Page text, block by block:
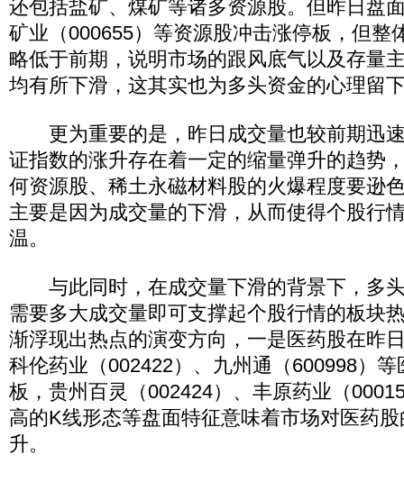
还包括盐矿、煤矿等诸多资源股。但昨日盘
矿业（000655）等资源股冲击涨停板，但整
略低于前期，说明市场的跟风底气以及存量
均有所下滑，这其实也为多头资金的心理留
更为重要的是，昨日成交量也较前期迅
证指数的涨升存在着一定的缩量弹升的趋势
何资源股、稀土永磁材料股的火爆程度要逊
主要是因为成交量的下滑，从而使得个股行
温。
与此同时，在成交量下滑的背景下，多
需要多大成交量即可支撑起个股行情的板块
渐浮现出热点的演变方向，一是医药股在昨
科伦药业（002422）、九州通（600998）
板，贵州百灵（002424）、丰原药业（
高的K线形态等盘面特征意味着市场对医药
升。